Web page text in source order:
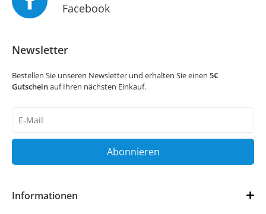
Facebook
Newsletter
Bestellen Sie unseren Newsletter und erhalten Sie einen 5€
Gutscheinauf Ihren nächsten Einkauf.
Honig
Abonnieren
Informationen